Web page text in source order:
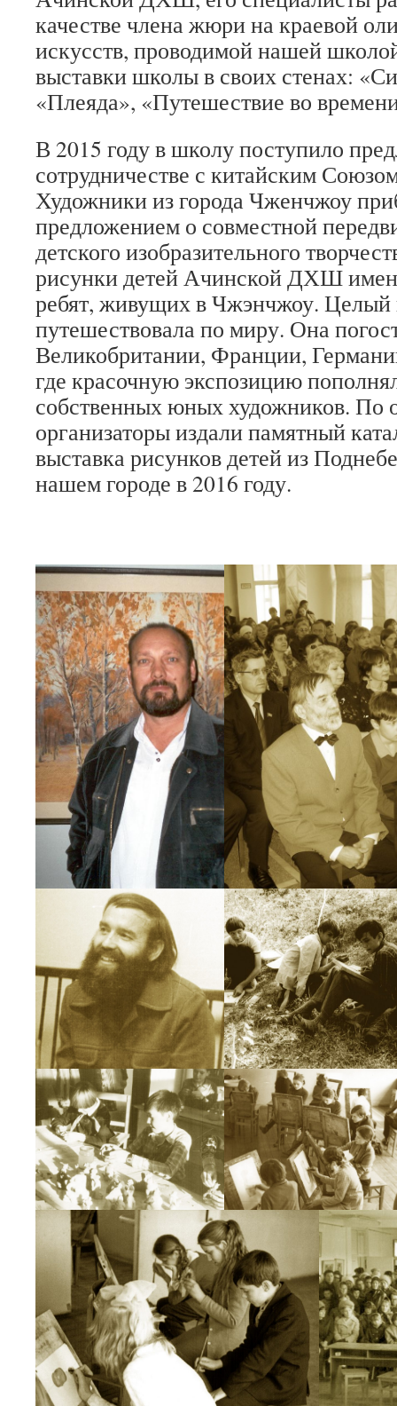
качестве члена жюри на краевой
искусств, проводимой нашей
выставки школы в своих стенах:
«Плеяда», «Путешествие во
В 2015 году в школу поступило
сотрудничестве с китайским
Художники из города Чженчжоу
предложением о совместной
детского изобразительного
рисунки детей Ачинской ДХШ
ребят, живущих в Чжэнчжоу. Целый
путешествовала по миру. Она
Великобритании, Франции,
где красочную экспозицию
собственных юных художников. По
организаторы издали памятный
выставка рисунков детей из
нашем городе в 2016 году.